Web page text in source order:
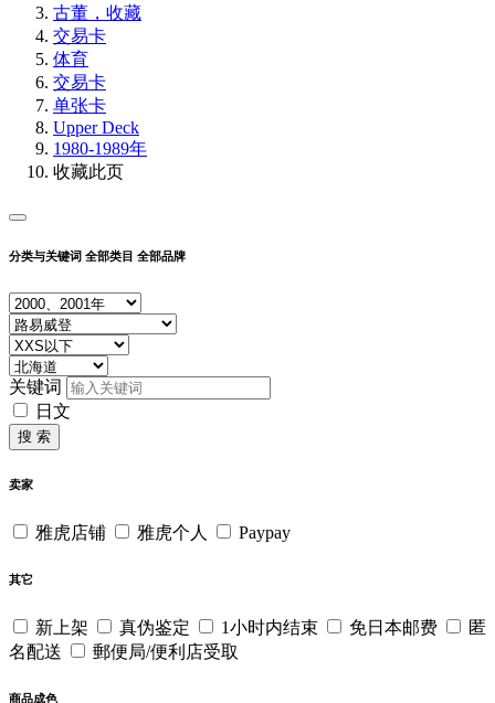
古董，收藏
交易卡
体育
交易卡
单张卡
Upper Deck
1980-1989年
收藏此页
分类与关键词 全部类目 全部品牌
关键词
日文
搜 索
卖家
雅虎店铺 雅虎个人 Paypay
其它
新上架 真伪鉴定 1小时内结束 免日本邮费
匿
名配送
郵便局/便利店受取
商品成色